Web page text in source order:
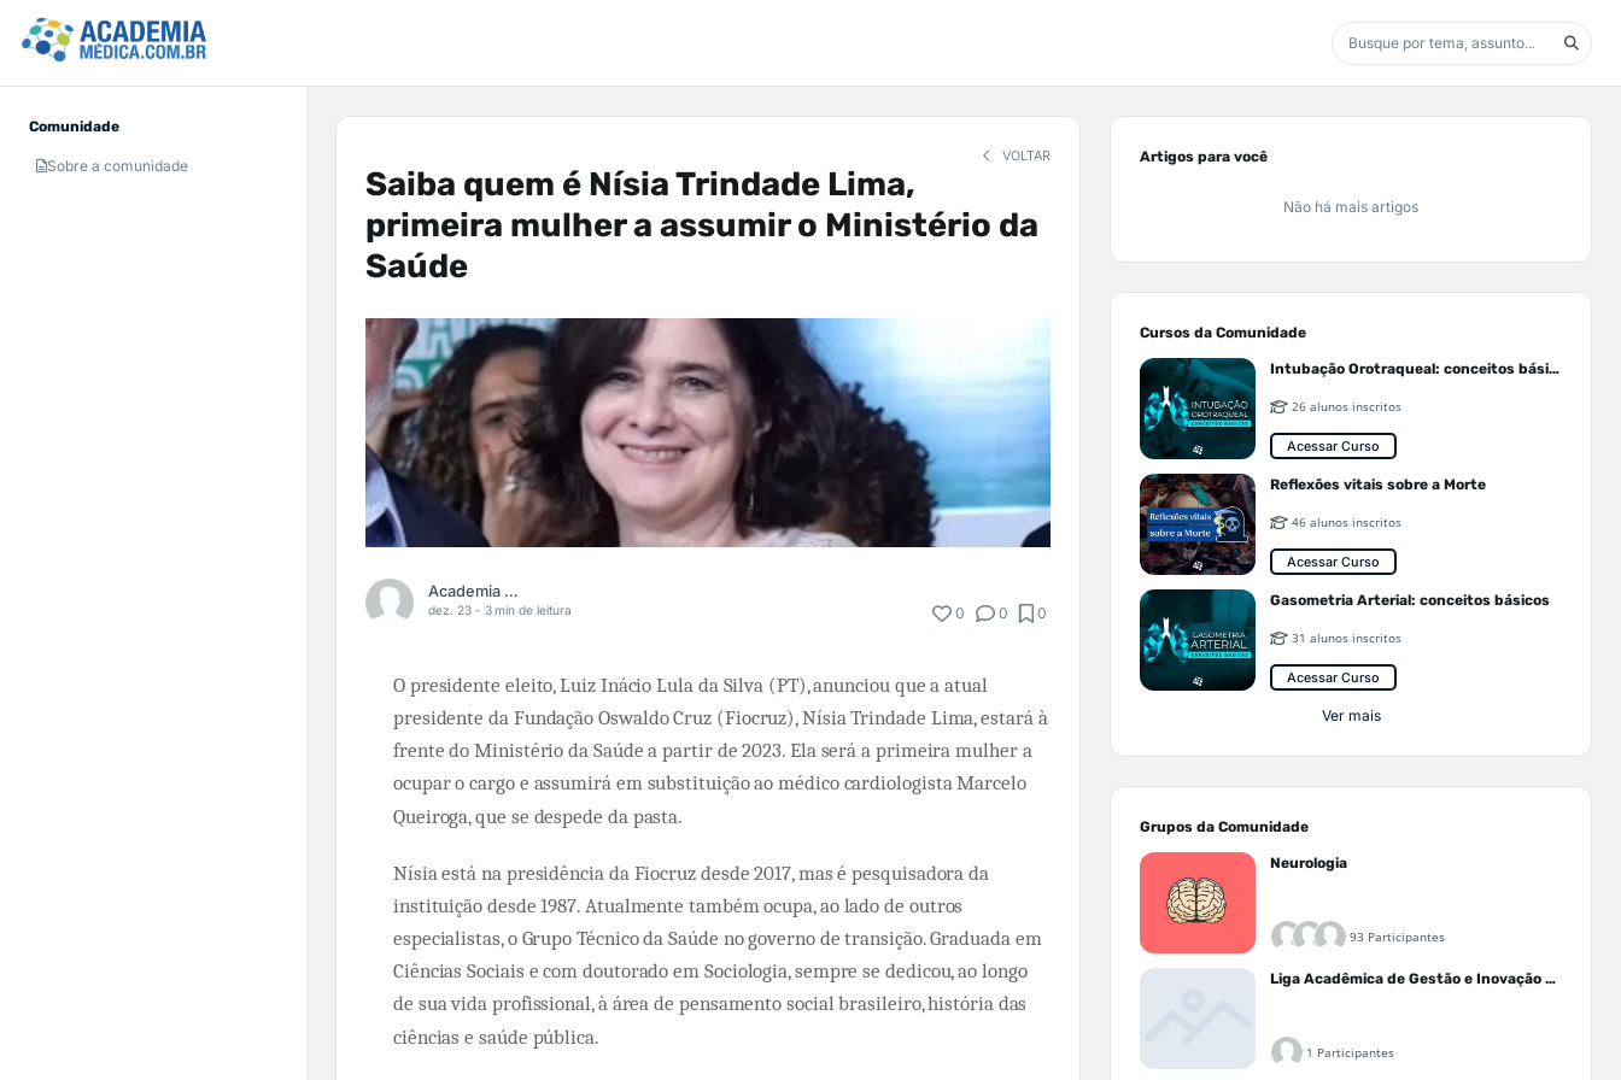
Comunidade
Sobre a comunidade
VOLTAR
Saiba quem é Nísia Trindade Lima,
primeira mulher a assumir o Ministério da
Saúde
Academia Médica
dez. 23 - 3 min de leitura 0 0 0
O presidente eleito, Luiz Inácio Lula da Silva (PT), anunciou que a atual
presidente da Fundação Oswaldo Cruz (Fiocruz), Nísia Trindade Lima, estará à
frente do Ministério da Saúde a partir de 2023. Ela será a primeira mulher a
ocupar o cargo e assumirá em substituição ao médico cardiologista Marcelo
Queiroga, que se despede da pasta.
Nísia está na presidência da Fiocruz desde 2017, mas é pesquisadora da
instituição desde 1987. Atualmente também ocupa, ao lado de outros
especialistas, o Grupo Técnico da Saúde no governo de transição. Graduada em
Ciências Sociais e com doutorado em Sociologia, sempre se dedicou, ao longo
de sua vida profissional, à área de pensamento social brasileiro, história das
ciências e saúde pública.
Artigos para você
Não há mais artigos
Cursos da Comunidade
Intubação Orotraqueal: conceitos básicos
26 alunos inscritos
Acessar Curso
Reflexões vitais sobre a Morte
46 alunos inscritos
Acessar Curso
Gasometria Arterial: conceitos básicos
31 alunos inscritos
Acessar Curso
Ver mais
Grupos da Comunidade
Neurologia
93 Participantes
Liga Acadêmica de Gestão e Inovação Médica - LAGIM
1 Participantes